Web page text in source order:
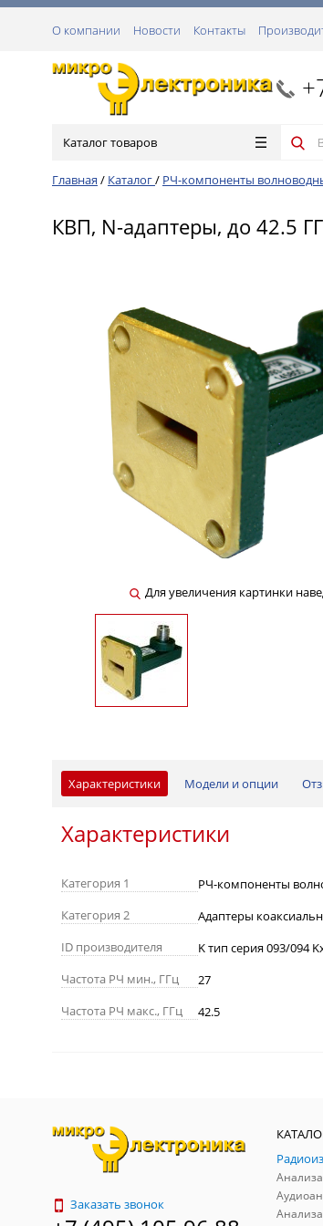
О компании Новости Контакты
Каталог товаров
Главная / Каталог/ РЧ-компоненты
КВП, N-адаптеры, до 42.5
Для увеличения картинки
Характеристики Модели и опции
Характеристики
Категория 1
РЧ-компоненты
Категория 2
Адаптеры
ID производителя
K тип серия 093/094
Частота РЧ мин., ГГц
27
Частота РЧ макс., ГГц
42.5
Заказать звонок